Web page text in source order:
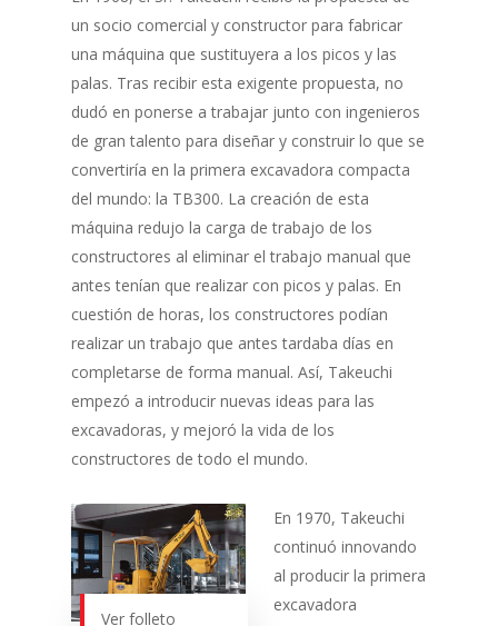
un socio comercial y constructor para fabricar
una máquina que sustituyera a los picos y las
palas. Tras recibir esta exigente propuesta, no
dudó en ponerse a trabajar junto con ingenieros
de gran talento para diseñar y construir lo que se
convertiría en la primera excavadora compacta
del mundo: la TB300. La creación de esta
máquina redujo la carga de trabajo de los
constructores al eliminar el trabajo manual que
antes tenían que realizar con picos y palas. En
cuestión de horas, los constructores podían
realizar un trabajo que antes tardaba días en
completarse de forma manual. Así, Takeuchi
empezó a introducir nuevas ideas para las
excavadoras, y mejoró la vida de los
constructores de todo el mundo.
Ver folleto
En 1970, Takeuchi
continuó innovando
al producir la primera
excavadora